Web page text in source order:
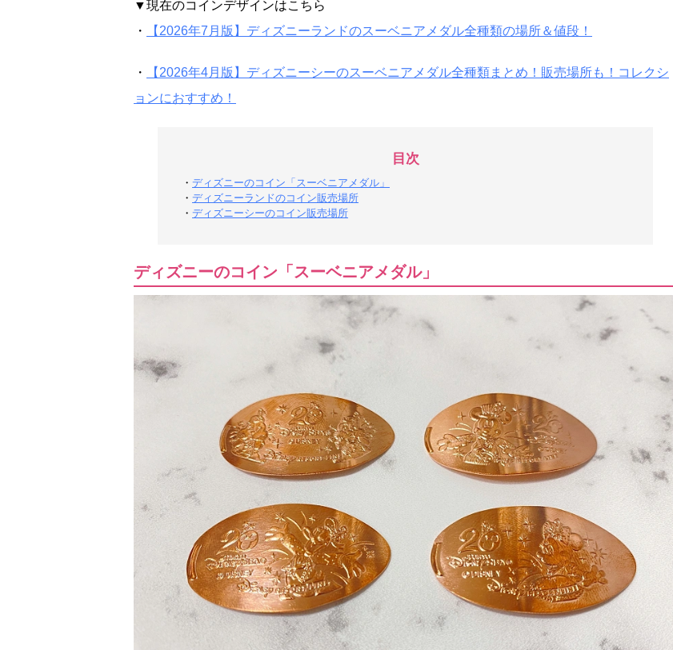
▼現在のコインデザインはこちら
・
【2026年7月版】ディズニーランドのスーベニアメダル全種類の場所＆値段！
・
【2026年4月版】ディズニーシーのスーベニアメダル全種類まとめ！販売場所も！コレクシ
ョンにおすすめ！
目次
・ ディズニーのコイン「スーベニアメダル」
・ ディズニーランドのコイン販売場所
・ ディズニーシーのコイン販売場所
ディズニーのコイン「スーベニアメダル」